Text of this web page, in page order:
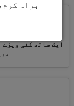
ایک ساتھ کئی ویزے
براہ